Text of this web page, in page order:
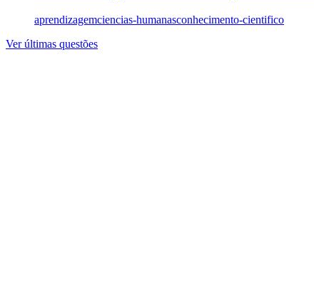
aprendizagemciencias-humanasconhecimento-cientifico
Ver últimas questões